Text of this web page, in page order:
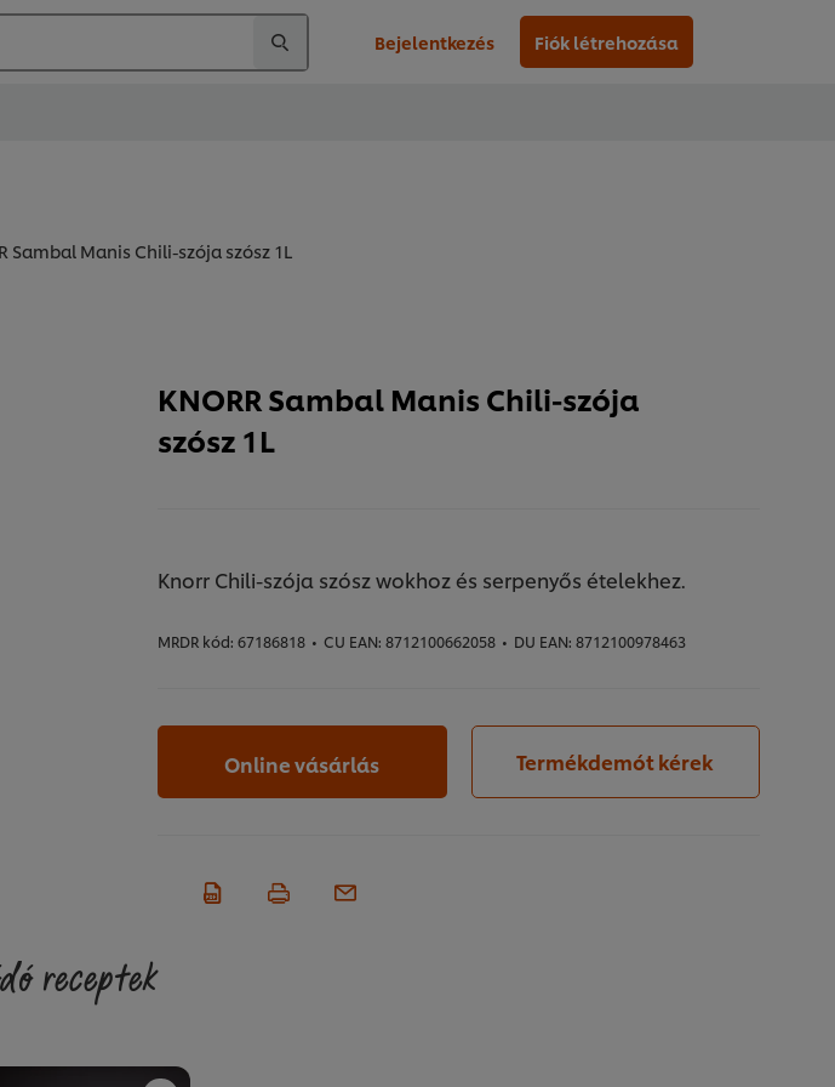
Bejelentkezés Fiók létrehozása
Sambal Manis Chili-szója szósz 1L
KNORR Sambal Manis Chili-szója
szósz 1L
Knorr Chili-szója szósz wokhoz és serpenyős ételekhez.
MRDR kód: 67186818 • CU EAN: 8712100662058 • DU EAN: 8712100978463
Online vásárlás Termékdemót kérek
receptek